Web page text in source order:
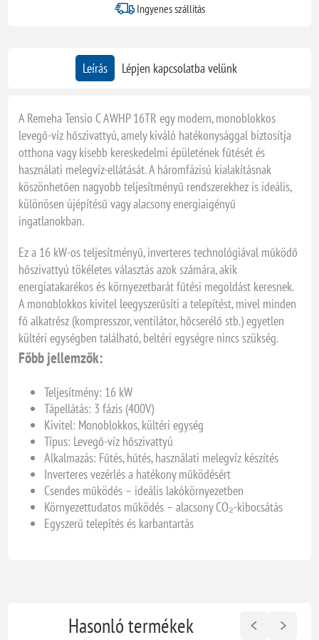
Ingyenes szállítás
Leírás Lépjen kapcsolatba velünk
A Remeha Tensio C AWHP 16TR egy modern, monoblokkos
levegő-víz hőszivattyú, amely kiváló hatékonysággal biztosítja
otthona vagy kisebb kereskedelmi épületének fűtését és
használati melegvíz-ellátását. A háromfázisú kialakításnak
köszönhetően nagyobb teljesítményű rendszerekhez is ideális,
különösen újépítésű vagy alacsony energiaigényű
ingatlanokban.
Ez a 16 kW-os teljesítményű, inverteres technológiával működő
hőszivattyú tökéletes választás azok számára, akik
energiatakarékos és környezetbarát fűtési megoldást keresnek.
A monoblokkos kivitel leegyszerűsíti a telepítést, mivel minden
fő alkatrész (kompresszor, ventilátor, hőcserélő stb.) egyetlen
kültéri egységben található, beltéri egységre nincs szükség.
Főbb jellemzők:
Teljesítmény: 16 kW
Tápellátás: 3 fázis (400V)
Kivitel: Monoblokkos, kültéri egység
Típus: Levegő-víz hőszivattyú
Alkalmazás: Fűtés, hűtés, használati melegvíz készítés
Inverteres vezérlés a hatékony működésért
Csendes működés – ideális lakókörnyezetben
Környezettudatos működés – alacsony CO₂-kibocsátás
Egyszerű telepítés és karbantartás
Hasonló termékek